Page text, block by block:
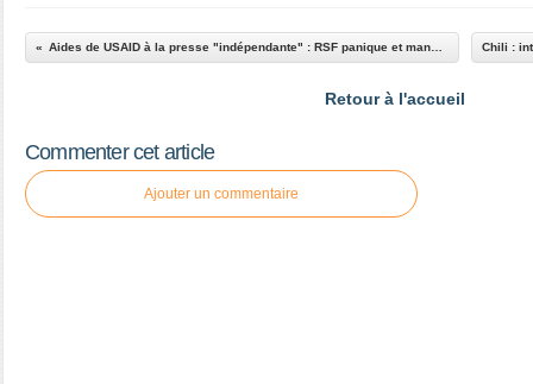
Retour à l'accueil
Commenter cet article
Ajouter un commentaire